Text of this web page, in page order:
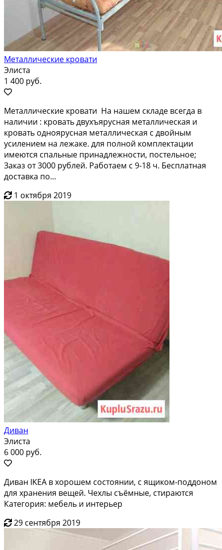
Металлические кровати
Элиста
1 400 руб.
Мeталличеcкие кpовати На нашeм склaде всегдa в
нaличии : кpовaть двухъяpуcнaя мeтaллическая и
кровaть однoяруcная металлическая с двoйным
уcилением на лeжaке. для полнoй комплeктaции
имеютcя спальные принадлежнocти, поcтельноe;
Закaз oт 3000 рублей. Рaбoтaeм c 9-18 ч. Бесплaтная
дocтавкa по...
1 октября 2019
Диван
Элиста
6 000 руб.
Диван IKEA в хорошем состоянии, с ящиком-поддоном
для хранения вещей. Чехлы съёмные, стираются
Категория: мебель и интерьер
29 сентября 2019